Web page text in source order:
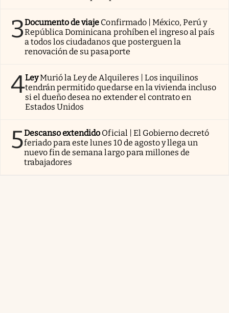
3Documento de viaje Confirmado | México, Perú y
República Dominicana prohíben el ingreso al país
a todos los ciudadanos que posterguen la
renovación de su pasaporte
4LeyMurió la Ley de Alquileres | Los inquilinos
tendrán permitido quedarse en la vivienda incluso
si el dueño desea no extender el contrato en
Estados Unidos
5Descanso extendido Oficial | El Gobierno decretó
feriado para este lunes 10 de agosto y llega un
nuevo fin de semana largo para millones de
trabajadores